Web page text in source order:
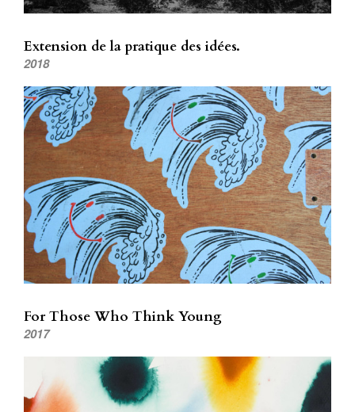
Extension de la pratique des idées.
2018
For Those Who Think Young
2017